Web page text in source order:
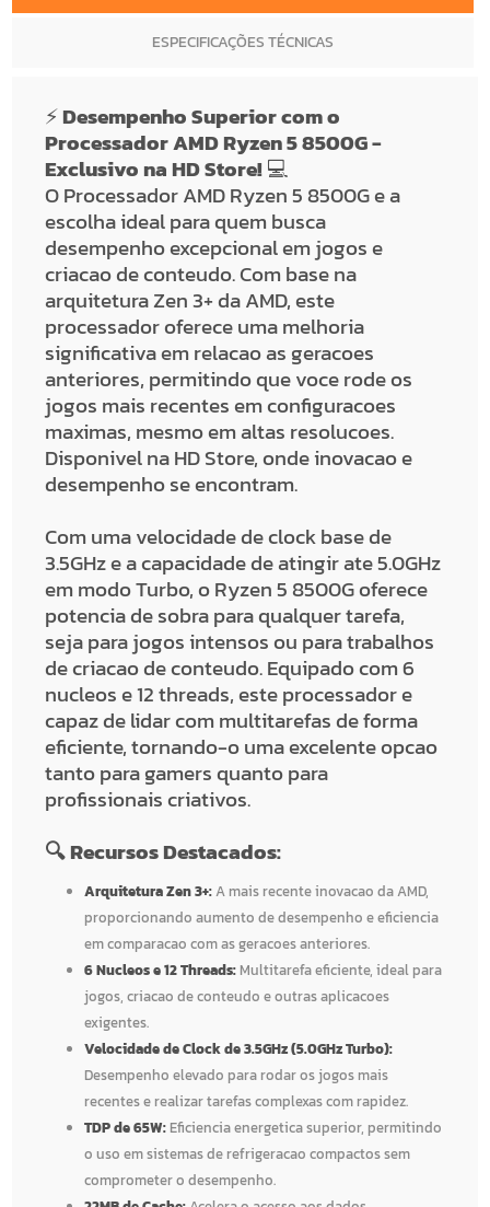
ESPECIFICAÇÕES TÉCNICAS
⚡Desempenho Superior com o
Processador AMD Ryzen 5 8500G -
Exclusivo na HD Store!💻
O Processador AMD Ryzen 5 8500G e a
escolha ideal para quem busca
desempenho excepcional em jogos e
criacao de conteudo. Com base na
arquitetura Zen 3+ da AMD, este
processador oferece uma melhoria
significativa em relacao as geracoes
anteriores, permitindo que voce rode os
jogos mais recentes em configuracoes
maximas, mesmo em altas resolucoes.
Disponivel na HD Store, onde inovacao e
desempenho se encontram.
Com uma velocidade de clock base de
3.5GHz e a capacidade de atingir ate 5.0GHz
em modo Turbo, o Ryzen 5 8500G oferece
potencia de sobra para qualquer tarefa,
seja para jogos intensos ou para trabalhos
de criacao de conteudo. Equipado com 6
nucleos e 12 threads, este processador e
capaz de lidar com multitarefas de forma
eficiente, tornando-o uma excelente opcao
tanto para gamers quanto para
profissionais criativos.
🔍 Recursos Destacados:
Arquitetura Zen 3+:A mais recente inovacao da AMD,
proporcionando aumento de desempenho e eficiencia
em comparacao com as geracoes anteriores.
6 Nucleos e 12 Threads: Multitarefa eficiente, ideal para
jogos, criacao de conteudo e outras aplicacoes
exigentes.
Velocidade de Clock de 3.5GHz (5.0GHz Turbo):
Desempenho elevado para rodar os jogos mais
recentes e realizar tarefas complexas com rapidez.
TDP de 65W: Eficiencia energetica superior, permitindo
o uso em sistemas de refrigeracao compactos sem
comprometer o desempenho.